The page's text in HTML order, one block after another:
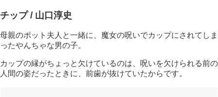
チップ / 山口淳史
母親のポット夫人と一緒に、魔女の呪いでカップにされてしま
ったやんちゃな男の子。
カップの縁がちょっと欠けているのは、呪いを欠けられる前の
人間の姿だったときに、前歯が抜けていたからです。